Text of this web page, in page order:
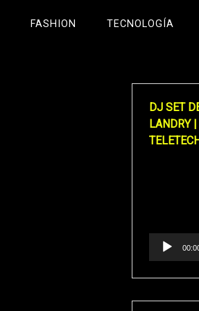
FASHION TECNOLOGÍA
DJ SET
LANDRY